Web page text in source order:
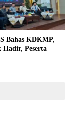
Bahas KDKMP,
Peserta